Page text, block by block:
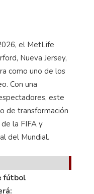
el MetLife
Nueva Jersey,
como uno de los
Con una
este
de transformación
la FIFA y
del Mundial.
fútbol